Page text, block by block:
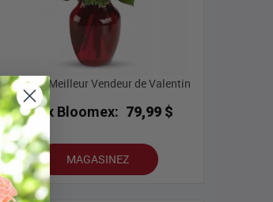
Bouquet Meilleur Vendeur de Valentin
Prix Bloomex: 79,99 $
MAGASINEZ